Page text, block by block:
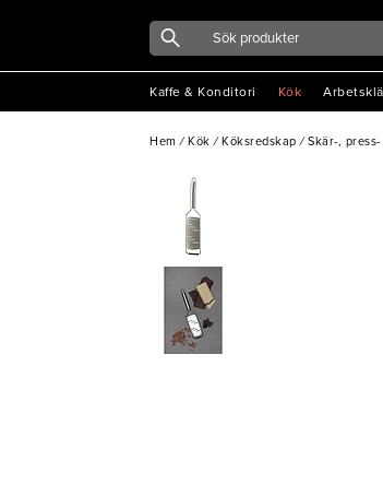
Kaffe & Konditori Kök
Hem / Kök / Köksredskap / Skär-,